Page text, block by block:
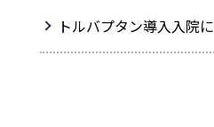
トルバプタン導入入院